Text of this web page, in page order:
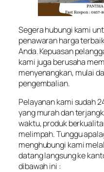
Segera hubungi kami
penawaran harga
Anda. Kepuasan
kami juga berusaha
menyenangkan, mulai
pengembalian.
Pelayanan kami sudah
yang murah dan
waktu, produk
melimpah. Tunggu
menghubungi kami
datang langsung ke
dibawah ini :